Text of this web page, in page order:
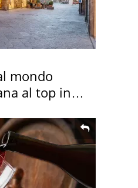
mondo
al top in